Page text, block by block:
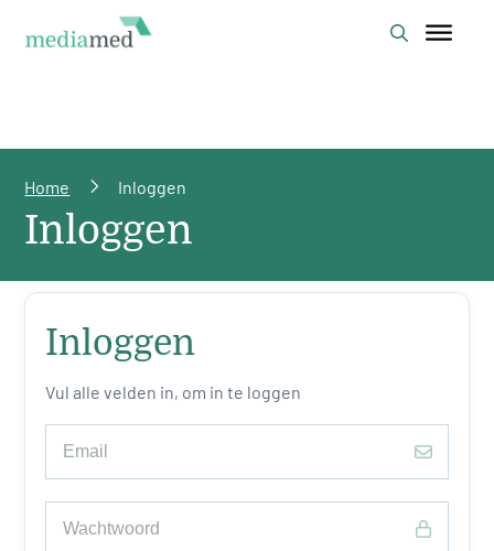
Home Inloggen
Inloggen
Inloggen
Vul alle velden in, om in te loggen